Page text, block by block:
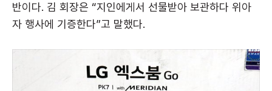
반이다. 김 회장은 “지인에게서 선물받아 보관하다 위아
자 행사에 기증한다”고 말했다.